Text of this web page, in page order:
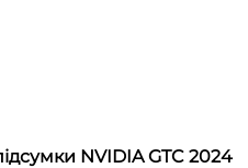
NVIDIA GTC 2024